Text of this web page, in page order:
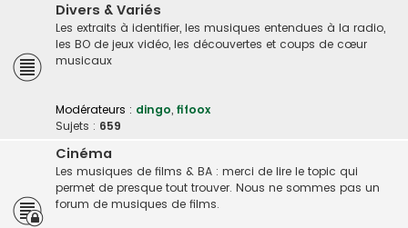
Divers & Variés
Les extraits à identifier, les musiques entendues à la radio,
les BO de jeux vidéo, les découvertes et coups de cœur
musicaux
Modérateurs : dingo, fifoox
Sujets : 659
Cinéma
Les musiques de films & BA : merci de lire le topic qui
permet de presque tout trouver. Nous ne sommes pas un
forum de musiques de films.